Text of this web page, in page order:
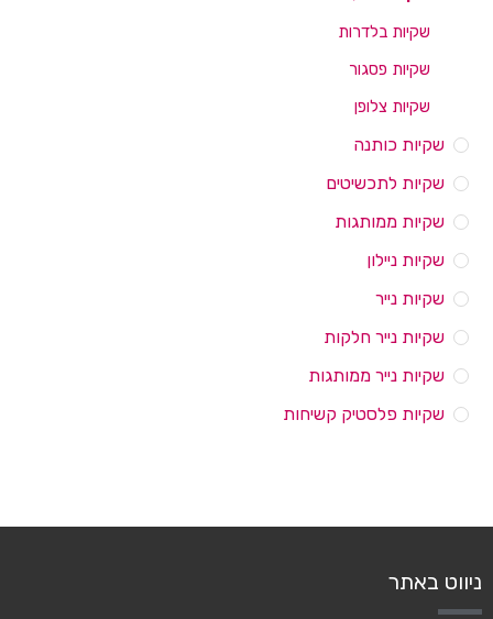
שקיות בלדרות
שקיות פסגור
שקיות צלופן
שקיות כותנה
שקיות לתכשיטים
שקיות ממותגות
שקיות ניילון
שקיות נייר
שקיות נייר חלקות
שקיות נייר ממותגות
שקיות פלסטיק קשיחות
ניווט באתר